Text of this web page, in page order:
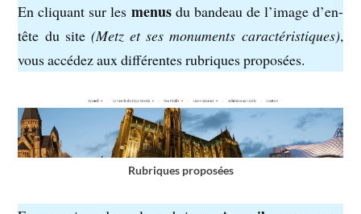
En cliquant sur les menusdu bandeau de l’image d’en-
tête du site (Metz et ses monuments caractéristiques),
vous accédez aux différentes rubriques proposées.
Rubriques proposées